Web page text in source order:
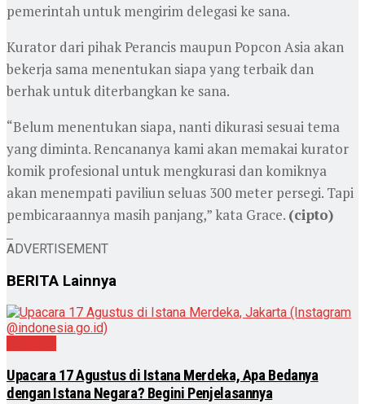
pemerintah untuk mengirim delegasi ke sana.
Kurator dari pihak Perancis maupun Popcon Asia akan
bekerja sama menentukan siapa yang terbaik dan
berhak untuk diterbangkan ke sana.
“Belum menentukan siapa, nanti dikurasi sesuai tema
yang diminta. Rencananya kami akan memakai kurator
komik profesional untuk mengkurasi dan komiknya
akan menempati paviliun seluas 300 meter persegi. Tapi
pembicaraannya masih panjang,” kata Grace. (cipto)
ADVERTISEMENT
BERITA Lainnya
Upacara 17 Agustus di Istana Merdeka, Apa Bedanya
dengan Istana Negara? Begini Penjelasannya